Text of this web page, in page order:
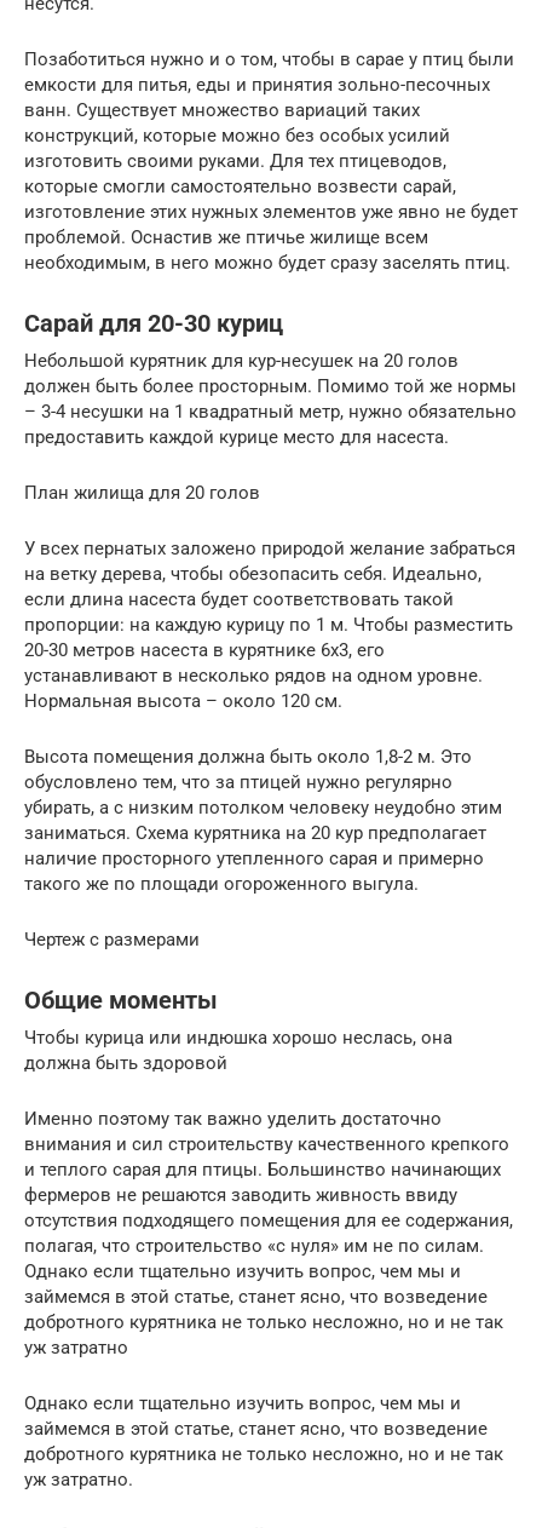
Позаботиться нужно и о том, чтобы в сарае у птиц были
емкости для питья, еды и принятия зольно-песочных
ванн. Существует множество вариаций таких
конструкций, которые можно без особых усилий
изготовить своими руками. Для тех птицеводов,
которые смогли самостоятельно возвести сарай,
изготовление этих нужных элементов уже явно не будет
проблемой. Оснастив же птичье жилище всем
необходимым, в него можно будет сразу заселять птиц.
Сарай для 20-30 куриц
Небольшой курятник для кур-несушек на 20 голов
должен быть более просторным. Помимо той же нормы
– 3-4 несушки на 1 квадратный метр, нужно обязательно
предоставить каждой курице место для насеста.
План жилища для 20 голов
У всех пернатых заложено природой желание забраться
на ветку дерева, чтобы обезопасить себя. Идеально,
если длина насеста будет соответствовать такой
пропорции: на каждую курицу по 1 м. Чтобы разместить
20-30 метров насеста в курятнике 6х3, его
устанавливают в несколько рядов на одном уровне.
Нормальная высота – около 120 см.
Высота помещения должна быть около 1,8-2 м. Это
обусловлено тем, что за птицей нужно регулярно
убирать, а с низким потолком человеку неудобно этим
заниматься. Схема курятника на 20 кур предполагает
наличие просторного утепленного сарая и примерно
такого же по площади огороженного выгула.
Чертеж с размерами
Общие моменты
Чтобы курица или индюшка хорошо неслась, она
должна быть здоровой
Именно поэтому так важно уделить достаточно
внимания и сил строительству качественного крепкого
и теплого сарая для птицы. Большинство начинающих
фермеров не решаются заводить живность ввиду
отсутствия подходящего помещения для ее содержания,
полагая, что строительство «с нуля» им не по силам.
Однако если тщательно изучить вопрос, чем мы и
займемся в этой статье, станет ясно, что возведение
добротного курятника не только несложно, но и не так
уж затратно
Однако если тщательно изучить вопрос, чем мы и
займемся в этой статье, станет ясно, что возведение
добротного курятника не только несложно, но и не так
уж затратно.